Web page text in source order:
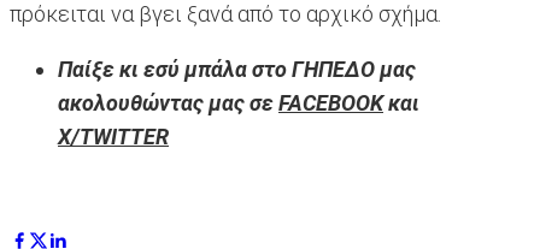
πρόκειται να βγει ξανά από το αρχικό σχήμα.
Παίξε κι εσύ μπάλα στο ΓΗΠΕΔΟ μας
ακολουθώντας μας σεFACEBOOKκαι
X/TWITTER